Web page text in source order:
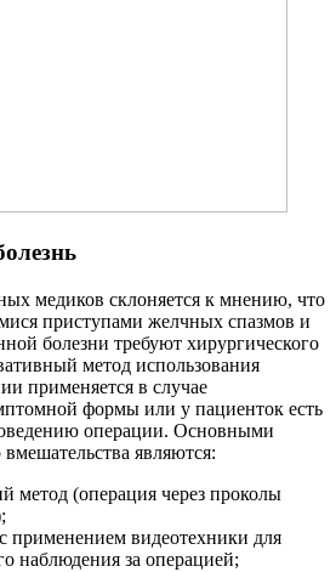
медиков склоняется к мнению, что
приступами желчных спазмов и
болезни требуют хирургического
метод использования
применяется в случае
формы или у пациенток есть
операции. Основными
являются:
метод (операция через проколы
применением видеотехники для
наблюдения за операцией;